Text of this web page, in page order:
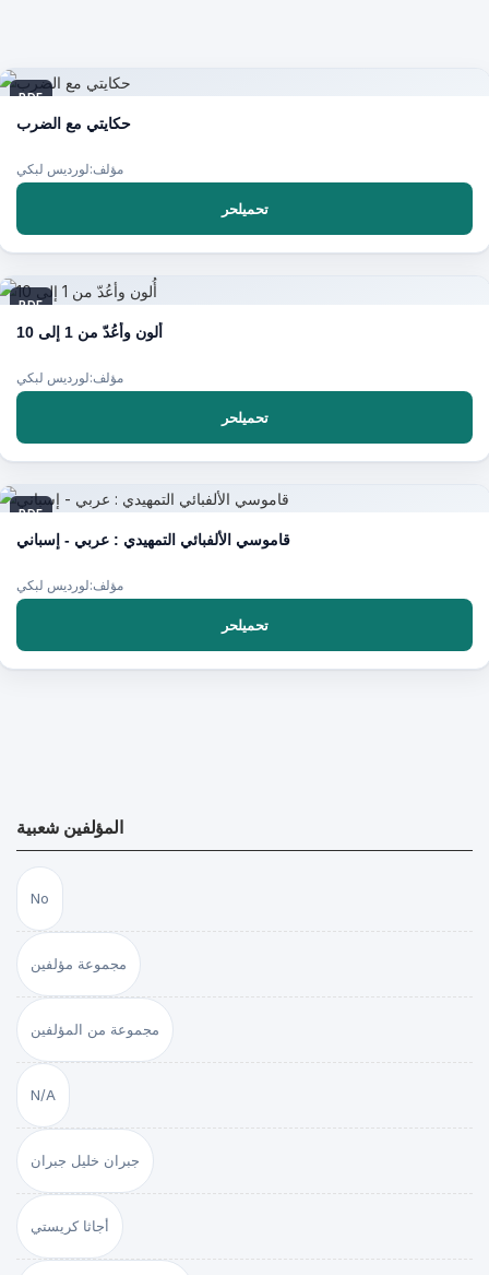
PDF
حكايتي مع الضرب
مؤلف:لورديس لبكي
تحميلحر
PDF
أُلون وأعُدّ من 1 إلى 10
مؤلف:لورديس لبكي
تحميلحر
PDF
قاموسي الألفبائي التمهيدي : عربي - إسباني
مؤلف:لورديس لبكي
تحميلحر
المؤلفين شعبية
No
مجموعة مؤلفين
مجموعة من المؤلفين
N/A
جبران خليل جبران
أجاثا كريستي